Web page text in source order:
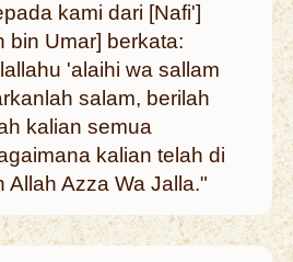
kami dari [Nafi']
bin Umar] berkata:
'alaihi wa sallam
salam, berilah
kalian semua
kalian telah di
Allah Azza Wa Jalla."